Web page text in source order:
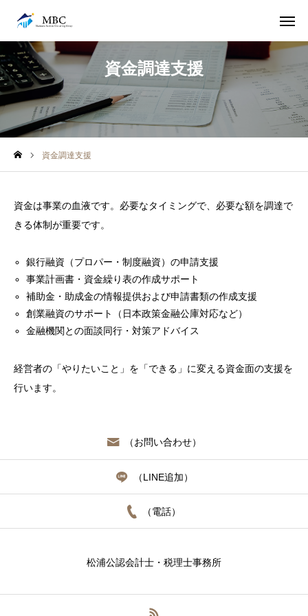
資金調達支援
資金調達支援
資金は事業の血液です。必要なタイミングで、必要な額を調達で
きる体制が重要です。
銀行融資（プロパー・制度融資）の申請支援
事業計画書・資金繰り表の作成サポート
補助金・助成金の情報提供および申請書類の作成支援
創業融資のサポート（日本政策金融公庫対応など）
金融機関との面談同行・対策アドバイス
経営者の「やりたいこと」を「できる」に変える資金面の支援を
行います。
（お問い合わせ）
（LINE追加）
（電話）
松浦公認会計士・税理士事務所
電話 無料相談は こちらから
LINE追加 アクセス
TOP
事務所概要・代表挨拶
求人募集